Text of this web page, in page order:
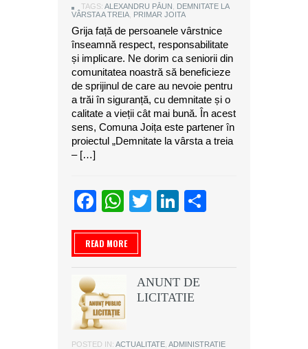
TAGS: ALEXANDRU PĂUN
DEMNITATE LA
VÂRSTA A TREIA PRIMAR JOITA
Grija față de persoanele vârstnice
înseamnă respect, responsabilitate
și implicare. Ne dorim ca seniorii din
comunitatea noastră să beneficieze
de sprijinul de care au nevoie pentru
a trăi în siguranță, cu demnitate și o
calitate a vieții cât mai bună. În acest
sens, Comuna Joița este partener în
proiectul „Demnitate la vârsta a treia
– […]
Facebook
WhatsApp
TwitterLinkedIn
READ MORE
ANUNT DE
LICITATIE
POSTED IN: ACTUALITATE ADMINISTRATIE